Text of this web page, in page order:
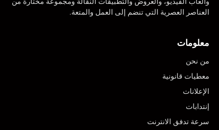
العناصر العصرية التي تنضم إلى العمل والمتعة.
معلومات
من نحن
معطيات قانونية
الإعلانات
إنتدابات
سرعة تدفق الانترنت